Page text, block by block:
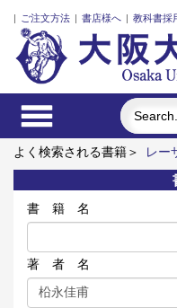
| ご注文方法 | 書店様へ | 教科書採
よく検索される書籍＞
レー
分子形燃料電池要素材料・
正・昭和の細菌学者たち
企業家の諸系譜
書 籍 名
著 者 名